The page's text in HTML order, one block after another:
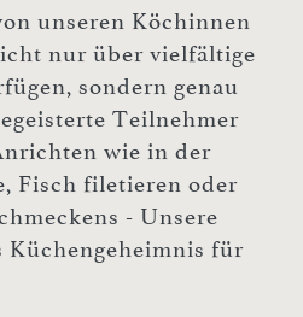
unseren Köchinnen
nur über vielfältige
sondern genau
Teilnehmer
wie in der
Fisch filetieren oder
- Unsere
Küchengeheimnis für